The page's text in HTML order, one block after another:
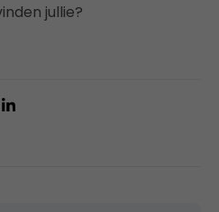
jullie?